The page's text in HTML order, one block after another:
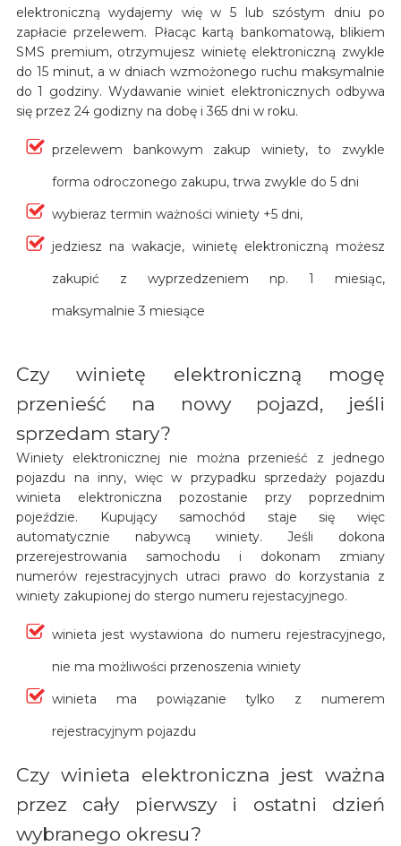
elektroniczną wydajemy wię w 5 lub szóstym dniu po
zapłacie przelewem. Płacąc kartą bankomatową, blikiem
SMS premium, otrzymujesz winietę elektroniczną zwykle
do 15 minut, a w dniach wzmożonego ruchu maksymalnie
do 1 godziny. Wydawanie winiet elektronicznych odbywa
się przez 24 godizny na dobę i 365 dni w roku.
przelewem bankowym zakup winiety, to zwykle
forma odroczonego zakupu, trwa zwykle do 5 dni
wybieraz termin ważności winiety +5 dni,
jedziesz na wakacje, winietę elektroniczną możesz
zakupić z wyprzedzeniem np. 1 miesiąc,
maksymalnie 3 miesiące
Czy winietę elektroniczną mogę
przenieść na nowy pojazd, jeśli
sprzedam stary?
Winiety elektronicznej nie można przenieść z jednego
pojazdu na inny, więc w przypadku sprzedaży pojazdu
winieta elektroniczna pozostanie przy poprzednim
pojeździe. Kupujący samochód staje się więc
automatycznie nabywcą winiety. Jeśli dokona
przerejestrowania samochodu i dokonam zmiany
numerów rejestracyjnych utraci prawo do korzystania z
winiety zakupionej do stergo numeru rejestacyjnego.
winieta jest wystawiona do numeru rejestracyjnego,
nie ma możliwości przenoszenia winiety
winieta ma powiązanie tylko z numerem
rejestracyjnym pojazdu
Czy winieta elektroniczna jest ważna
przez cały pierwszy i ostatni dzień
wybranego okresu?